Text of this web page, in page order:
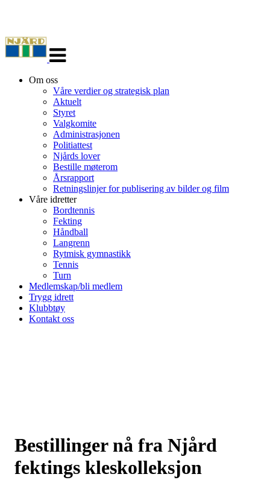
navigasjon
Om oss
Våre verdier og strategisk plan
Aktuelt
Styret
Valgkomite
Administrasjonen
Politiattest
Njårds lover
Bestille møterom
Årsrapport
Retningslinjer for publisering av bilder og film
Våre idretter
Bordtennis
Fekting
Håndball
Langrenn
Rytmisk gymnastikk
Tennis
Turn
Medlemskap/bli medlem
Trygg idrett
Klubbtøy
Kontakt oss
Bestillinger nå fra Njård
fektings kleskolleksjon